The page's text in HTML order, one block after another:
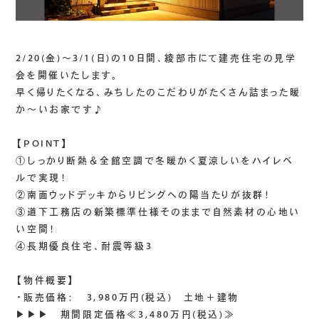
2/20(金)～3/1(日)の10日間、綾部市にて建売住宅の見学
会を開催いたします。
早く帰りたくなる、みちしたのこだわりがたくさん詰まった暖
か～いお家です♪
【POINT】
①しっかり断熱＆全館空調で冬暖かく夏涼しいをハイレベ
ルで実現！
②南面ウッドデッキからリビングへの陽当たりが抜群！
③道下工務店の新築標準仕様そのままで自然素材の心地い
い空間！
④長期優良住宅、耐震等級3
【物件概要】
・販売価格： 3,980万円(税込) 土地＋建物
▶▶▶ 期間限定価格≪3,480万円(税込)≫